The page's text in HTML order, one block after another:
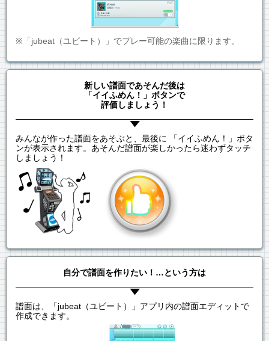
※「jubeat（ユビート）」でプレー可能の楽曲に限ります。
新しい譜面であそんだ後は
「イイふめん！」ボタンで
評価しましょう！
みんなが作った譜面をあそぶと、最後に 「イイふめん！」ボタ
ンが表示されます。あそんだ譜面が楽しかったら迷わずタッチ
しましょう！
自分で譜面を作りたい！…という方は
譜面は、「jubeat（ユビート）」アプリ内の譜面エディットで
作成できます。